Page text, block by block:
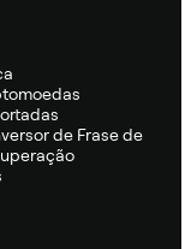
de Frase de